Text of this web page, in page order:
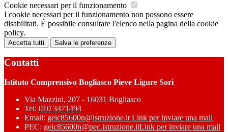
Cookie necessari per il funzionamento
I cookie necessari per il funzionamento non possono essere
disabilitati. È possibile consultare l'elenco nella pagina della cookie
policy.
Accetta tutti Salva le preferenze
Contatti
Istituto Comprensivo Bogliasco Pieve Ligure Sori
Via Mazzini, 207 - 16031 Bogliasco
Tel: 010 3471494
Email: geic85600n@istruzione.it Link per inviare una mail
PEC: geic85600n@pec.istruzione.itLink per inviare una mail